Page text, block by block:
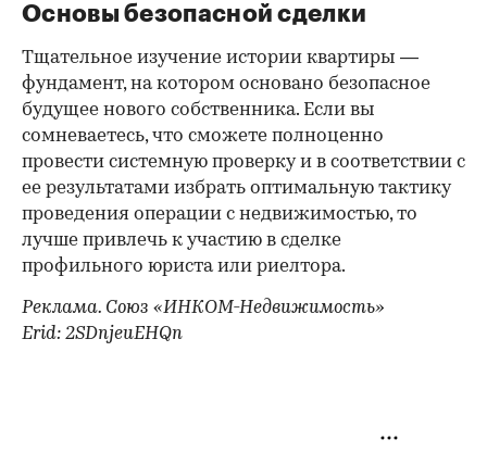
Основы безопасной сделки
Тщательное изучение истории квартиры —
фундамент, на котором основано безопасное
будущее нового собственника. Если вы
сомневаетесь, что сможете полноценно
провести системную проверку и в соответствии с
ее результатами избрать оптимальную тактику
проведения операции с недвижимостью, то
лучше привлечь к участию в сделке
профильного юриста или риелтора.
Реклама. Союз «ИНКОМ-Недвижимость»
Erid: 2SDnjeuEHQn